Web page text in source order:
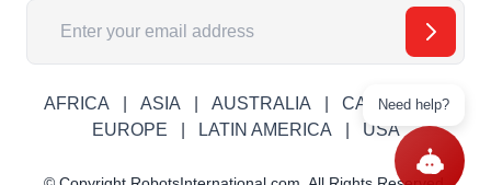
Email Address
AFRICA ASIA AUSTRALIA
CANADA
EUROPE
LATIN AMERICA USA
Need help?